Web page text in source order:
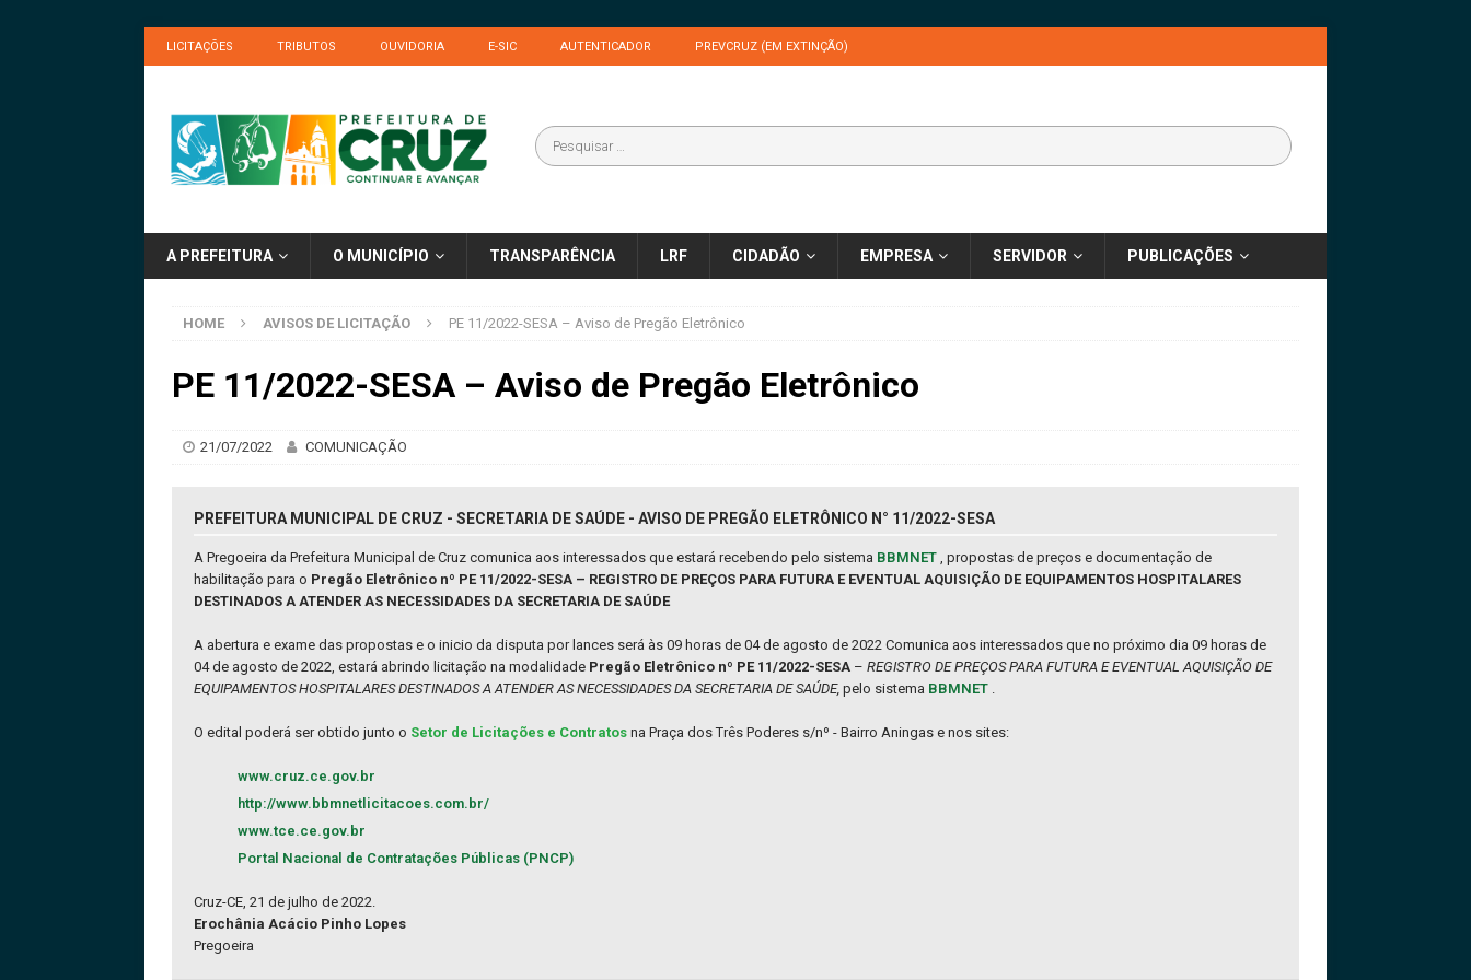
LICITAÇÕES TRIBUTOS OUVIDORIA E-SIC AUTENTICADOR PREVCRUZ (EM EXTINÇÃO)
A PREFEITURA O MUNICÍPIO TRANSPARÊNCIA LRF CIDADÃO EMPRESA SERVIDOR PUBLICAÇÕES
HOME AVISOS DE LICITAÇÃO PE 11/2022-SESA – Aviso de Pregão Eletrônico
PE 11/2022-SESA – Aviso de Pregão Eletrônico
21/07/2022 COMUNICAÇÃO
PREFEITURA MUNICIPAL DE CRUZ - SECRETARIA DE SAÚDE - AVISO DE PREGÃO ELETRÔNICO N° 11/2022-SESA
A Pregoeira da Prefeitura Municipal de Cruz comunica aos interessados que estará recebendo pelo sistema BBMNET , propostas de preços e documentação de
habilitação para o Pregão Eletrônico nº PE 11/2022-SESA – REGISTRO DE PREÇOS PARA FUTURA E EVENTUAL AQUISIÇÃO DE EQUIPAMENTOS HOSPITALARES
DESTINADOS A ATENDER AS NECESSIDADES DA SECRETARIA DE SAÚDE
A abertura e exame das propostas e o inicio da disputa por lances será às 09 horas de 04 de agosto de 2022 Comunica aos interessados que no próximo dia 09 horas de
04 de agosto de 2022, estará abrindo licitação na modalidade Pregão Eletrônico nº PE 11/2022-SESA – REGISTRO DE PREÇOS PARA FUTURA E EVENTUAL AQUISIÇÃO DE
EQUIPAMENTOS HOSPITALARES DESTINADOS A ATENDER AS NECESSIDADES DA SECRETARIA DE SAÚDE, pelo sistema BBMNET .
O edital poderá ser obtido junto o Setor de Licitações e Contratos na Praça dos Três Poderes s/nº - Bairro Aningas e nos sites:
www.cruz.ce.gov.br
http://www.bbmnetlicitacoes.com.br/
www.tce.ce.gov.br
Portal Nacional de Contratações Públicas (PNCP)
Cruz-CE, 21 de julho de 2022.
Erochânia Acácio Pinho Lopes
Pregoeira